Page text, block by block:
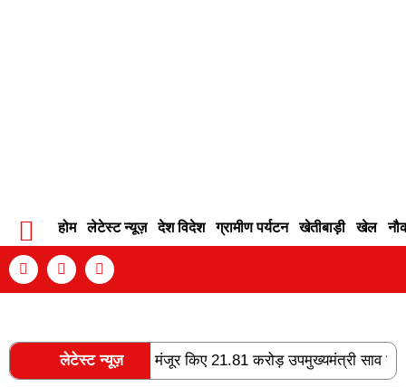
होम लेटेस्ट न्यूज़ देश विदेश ग्रामीण पर्यटन खेतीबाड़ी खेल
लेटेस्ट न्यूज़
फोरलेन, राज्य शासन ने मंजूर किए 21.81 करोड़ उपमुख्यमंत्री साव के